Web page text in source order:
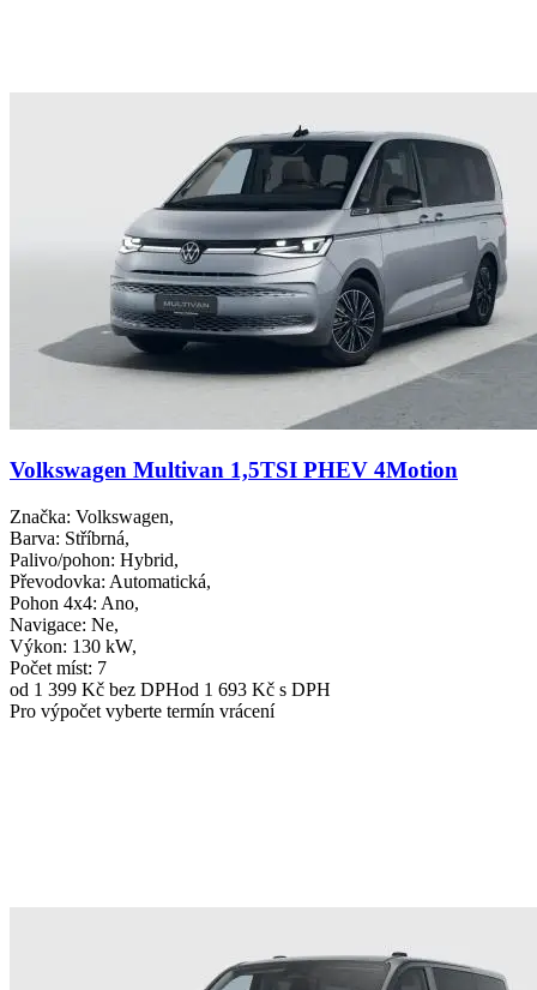
Volkswagen Multivan 1,5TSI PHEV 4Motion
Značka: Volkswagen,
Barva: Stříbrná,
Palivo/pohon: Hybrid,
Převodovka: Automatická,
Pohon 4x4: Ano,
Navigace: Ne,
Výkon: 130 kW,
Počet míst: 7
od 1 399 Kč bez DPHod 1 693 Kč s DPH
Pro výpočet vyberte termín vrácení